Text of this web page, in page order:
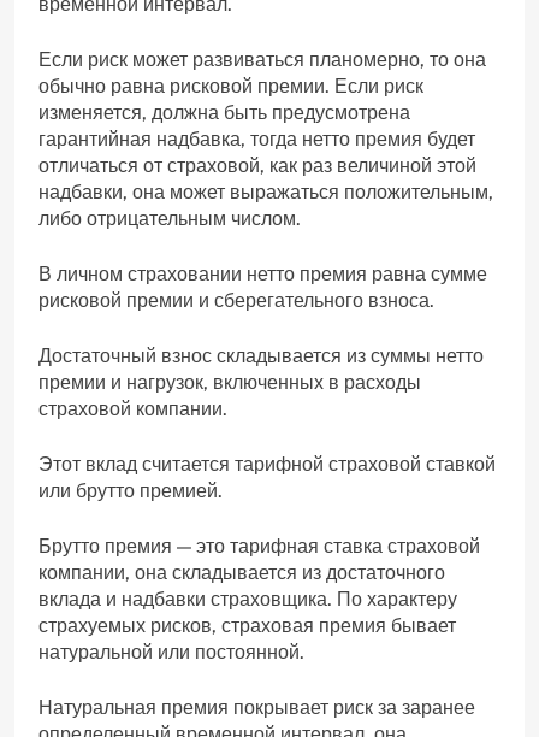
временной интервал.
Если риск может развиваться планомерно, то она
обычно равна рисковой премии. Если риск
изменяется, должна быть предусмотрена
гарантийная надбавка, тогда нетто премия будет
отличаться от страховой, как раз величиной этой
надбавки, она может выражаться положительным,
либо отрицательным числом.
В личном страховании нетто премия равна сумме
рисковой премии и сберегательного взноса.
Достаточный взнос складывается из суммы нетто
премии и нагрузок, включенных в расходы
страховой компании.
Этот вклад считается тарифной страховой ставкой
или брутто премией.
Брутто премия — это тарифная ставка страховой
компании, она складывается из достаточного
вклада и надбавки страховщика. По характеру
страхуемых рисков, страховая премия бывает
натуральной или постоянной.
Натуральная премия покрывает риск за заранее